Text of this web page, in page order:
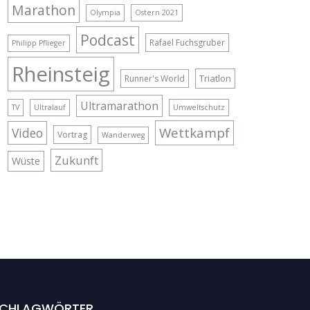
Marathon Olympia Ostern 2021
Philipp Pflieger Podcast Rafael Fuchsgruber
Rheinsteig Runner's World Triatlon
TV Ultralauf Ultramarathon Umweltschutz
Video Vortrag Wanderweg Wettkampf
Wüste Zukunft